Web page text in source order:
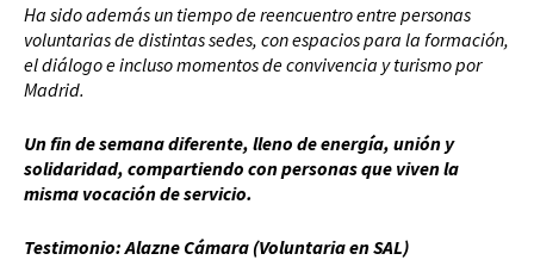
Ha sido además un tiempo de reencuentro entre personas
voluntarias de distintas sedes, con espacios para la formación,
el diálogo e incluso momentos de convivencia y turismo por
Madrid.
Un fin de semana diferente, lleno de energía, unión y
solidaridad, compartiendo con personas que viven la
misma vocación de servicio.
Testimonio: Alazne Cámara (Voluntaria en SAL)